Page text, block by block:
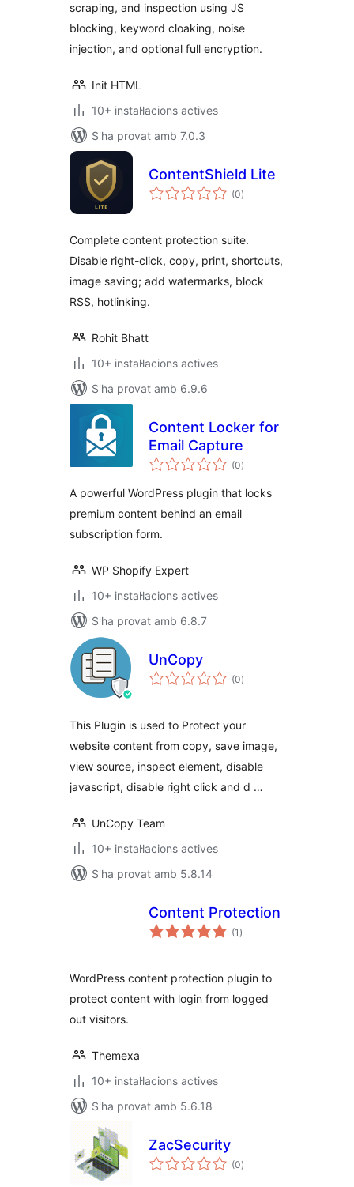
scraping, and inspection using JS
blocking, keyword cloaking, noise
injection, and optional full encryption.
Init HTML
10+ instal·lacions actives
S'ha provat amb 7.0.3
ContentShield Lite
(0puntuacions
totals
)
Complete content protection suite.
Disable right-click, copy, print, shortcuts,
image saving; add watermarks, block
RSS, hotlinking.
Rohit Bhatt
10+ instal·lacions actives
S'ha provat amb 6.9.6
Content Locker for
Email Capture
(0puntuacions
totals
)
A powerful WordPress plugin that locks
premium content behind an email
subscription form.
WP Shopify Expert
10+ instal·lacions actives
S'ha provat amb 6.8.7
UnCopy
(0puntuacions
totals
)
This Plugin is used to Protect your
website content from copy, save image,
view source, inspect element, disable
javascript, disable right click and d …
UnCopy Team
10+ instal·lacions actives
S'ha provat amb 5.8.14
Content Protection
(1 puntuacions
totals
)
WordPress content protection plugin to
protect content with login from logged
out visitors.
Themexa
10+ instal·lacions actives
S'ha provat amb 5.6.18
ZacSecurity
(0puntuacions
totals
)